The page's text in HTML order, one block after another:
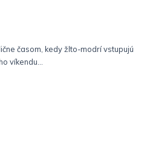
časom, kedy žlto-modrí vstupujú
víkendu...